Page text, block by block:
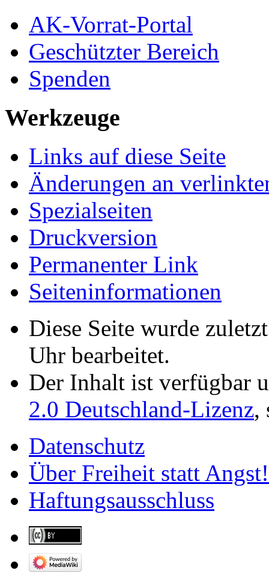
AK-Vorrat-Portal
Geschützter Bereich
Spenden
Werkzeuge
Links auf diese Seite
Änderungen an
Spezialseiten
Druckversion
Permanenter Link
Seiten­­informationen
Diese Seite wurde
Uhr bearbeitet.
Der Inhalt ist verfügbar
2.0 Deutschland-Lizenz,
Datenschutz
Über Freiheit statt Angst!
Haftungsausschluss